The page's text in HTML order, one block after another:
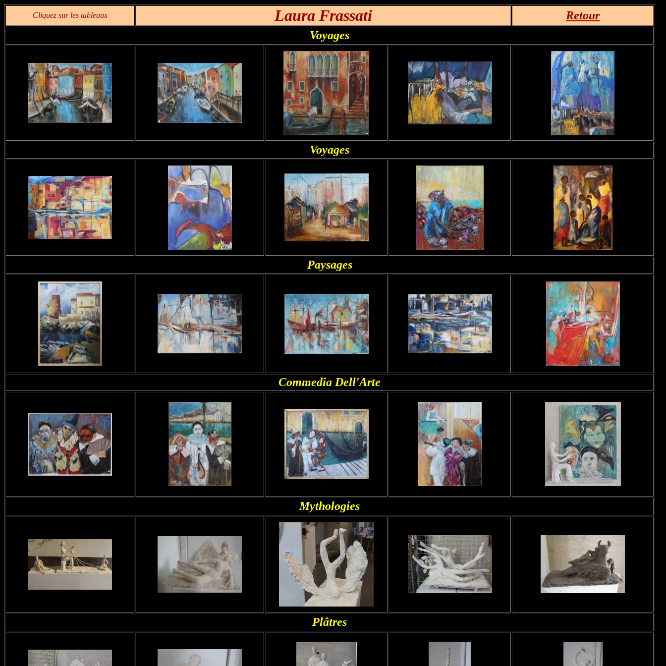
Cliquez sur les tableaux Laura Frassati
Retour
Voyages
Voyages
Paysages
Commedia Dell'Arte
Mythologies
Plâtres